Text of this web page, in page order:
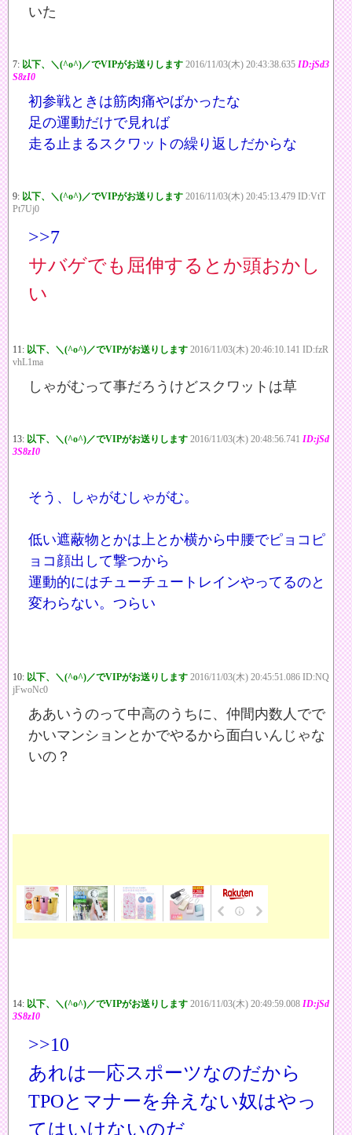
いた
7: 以下、＼(^o^)／でVIPがお送りします 2016/11/03(木) 20:43:38.635 ID:jSd3
S8zI0
初参戦ときは筋肉痛やばかったな
足の運動だけで見れば
走る止まるスクワットの繰り返しだからな
9: 以下、＼(^o^)／でVIPがお送りします 2016/11/03(木) 20:45:13.479 ID:VtT
Pt7Uj0
>>7
サバゲでも屈伸するとか頭おかし
い
11: 以下、＼(^o^)／でVIPがお送りします 2016/11/03(木) 20:46:10.141 ID:fzR
vhL1ma
しゃがむって事だろうけどスクワットは草
13: 以下、＼(^o^)／でVIPがお送りします 2016/11/03(木) 20:48:56.741 ID:jSd
3S8zI0
そう、しゃがむしゃがむ。
低い遮蔽物とかは上とか横から中腰でピョコピ
ョコ顔出して撃つから
運動的にはチューチュートレインやってるのと
変わらない。つらい
10: 以下、＼(^o^)／でVIPがお送りします 2016/11/03(木) 20:45:51.086 ID:NQ
jFwoNc0
ああいうのって中高のうちに、仲間内数人でで
かいマンションとかでやるから面白いんじゃな
いの？
14: 以下、＼(^o^)／でVIPがお送りします 2016/11/03(木) 20:49:59.008 ID:jSd
3S8zI0
>>10
あれは一応スポーツなのだから
TPOとマナーを弁えない奴はやっ
てはいけないのだ